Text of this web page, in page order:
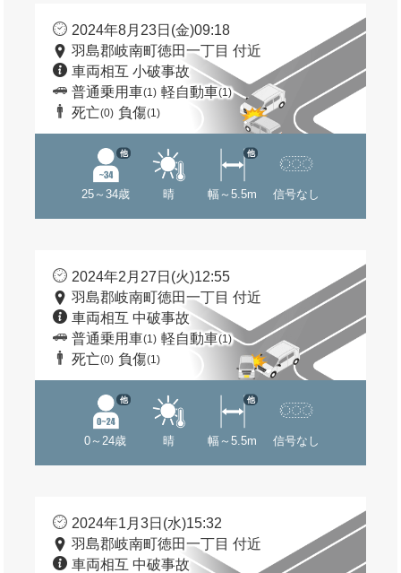
2024年8月23日(金)09:18
羽島郡岐南町徳田一丁目 付近
車両相互 小破事故
普通乗用車(1) 軽自動車(1)
死亡(0) 負傷(1)
25～34歳
他
晴 幅～5.5m
他
信号なし
2024年2月27日(火)12:55
羽島郡岐南町徳田一丁目 付近
車両相互 中破事故
普通乗用車(1) 軽自動車(1)
死亡(0) 負傷(1)
0～24歳
他
晴 幅～5.5m
他
信号なし
2024年1月3日(水)15:32
羽島郡岐南町徳田一丁目 付近
車両相互 中破事故